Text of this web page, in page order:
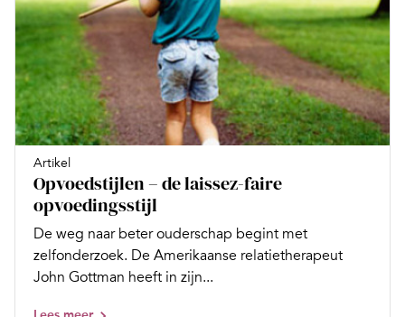
Artikel
Opvoedstijlen – de laissez-faire
opvoedingsstijl
De weg naar beter ouderschap begint met
zelfonderzoek. De Amerikaanse relatietherapeut
John Gottman heeft in zijn...